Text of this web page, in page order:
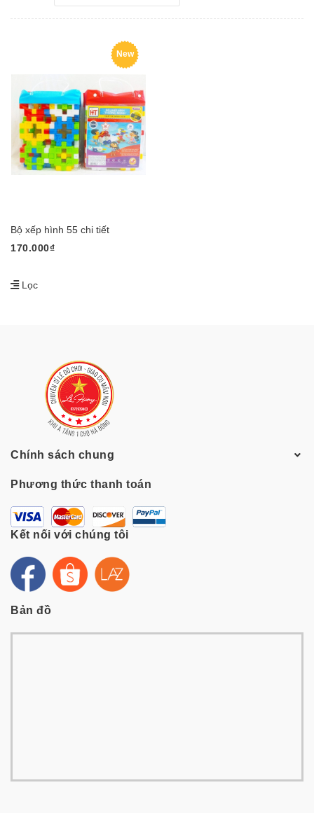
New
Bộ xếp hình 55 chi tiết
170.000₫
Lọc
Chính sách chung
Phương thức thanh toán
Kết nối với chúng tôi
Bản đồ